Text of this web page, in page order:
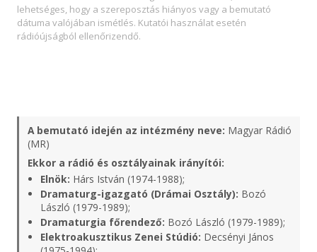
lehetséges, hogy a szereposztás hiányos vagy a bemutató
dátuma valójában ismétlés. Kutatói használat esetén
rádióújságból ellenőrizendő.
A bemutató idején az intézmény neve: Magyar Rádió
(MR)
Ekkor a rádió és osztályainak irányítói:
Elnök: Hárs István (1974-1988);
Dramaturg-igazgató (Drámai Osztály): Bozó
László (1979-1989);
Dramaturgia főrendező: Bozó László (1979-1989);
Elektroakusztikus Zenei Stúdió: Decsényi János